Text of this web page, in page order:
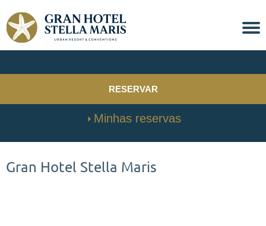
RESERVAR
Minhas reservas
Gran Hotel Stella Maris